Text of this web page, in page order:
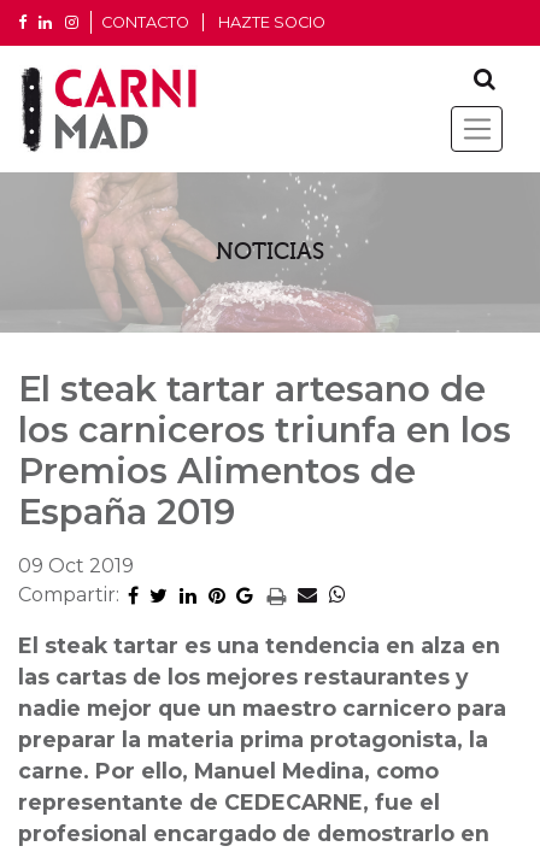
CONTACTO HAZTE SOCIO
NOTICIAS
El steak tartar artesano de
los carniceros triunfa en los
Premios Alimentos de
España 2019
09 Oct 2019
Compartir:
El steak tartar es una tendencia en alza en
las cartas de los mejores restaurantes y
nadie mejor que un maestro carnicero para
preparar la materia prima protagonista, la
carne. Por ello, Manuel Medina, como
representante de CEDECARNE, fue el
profesional encargado de demostrarlo en